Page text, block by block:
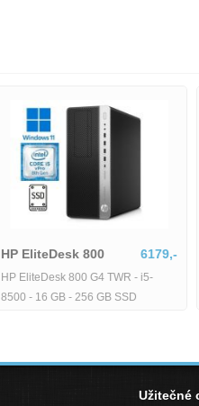
HP EliteDesk 800 6179,-
HP EliteDesk 800 G4 TWR - i5-
8500 - 16 GB - 256 GB SSD
Užitečné